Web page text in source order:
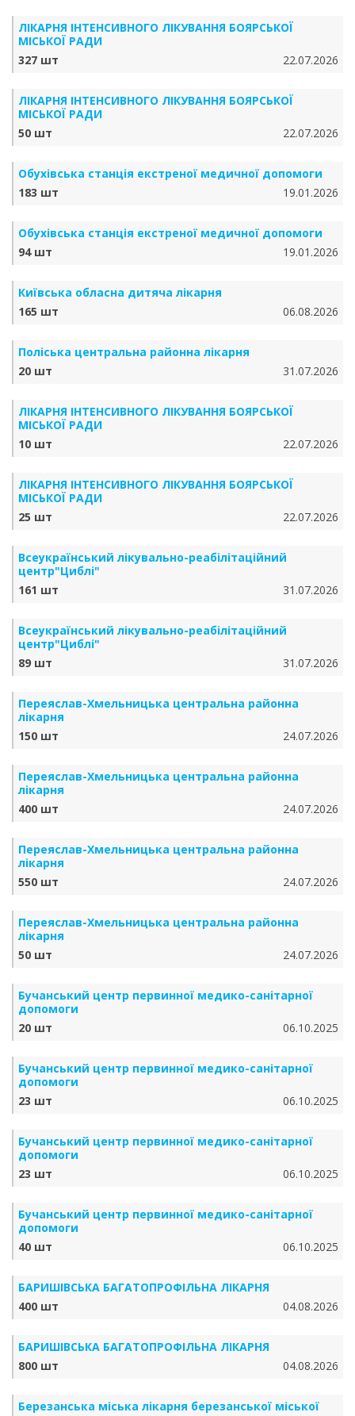
ЛІКАРНЯ ІНТЕНСИВНОГО ЛІКУВАННЯ БОЯРСЬКОЇ
МІСЬКОЇ РАДИ
327 шт
22.07.2026
ЛІКАРНЯ ІНТЕНСИВНОГО ЛІКУВАННЯ БОЯРСЬКОЇ
МІСЬКОЇ РАДИ
50 шт
22.07.2026
Обухівська станція екстреної медичної допомоги
183 шт
19.01.2026
Обухівська станція екстреної медичної допомоги
94 шт
19.01.2026
Київська обласна дитяча лікарня
165 шт
06.08.2026
Поліська центральна районна лікарня
20 шт
31.07.2026
ЛІКАРНЯ ІНТЕНСИВНОГО ЛІКУВАННЯ БОЯРСЬКОЇ
МІСЬКОЇ РАДИ
10 шт
22.07.2026
ЛІКАРНЯ ІНТЕНСИВНОГО ЛІКУВАННЯ БОЯРСЬКОЇ
МІСЬКОЇ РАДИ
25 шт
22.07.2026
Всеукраїнський лікувально-реабілітаційний
центр"Циблі"
161 шт
31.07.2026
Всеукраїнський лікувально-реабілітаційний
центр"Циблі"
89 шт
31.07.2026
Переяслав-Хмельницька центральна районна
лікарня
150 шт
24.07.2026
Переяслав-Хмельницька центральна районна
лікарня
400 шт
24.07.2026
Переяслав-Хмельницька центральна районна
лікарня
550 шт
24.07.2026
Переяслав-Хмельницька центральна районна
лікарня
50 шт
24.07.2026
Бучанський центр первинної медико-санітарної
допомоги
20 шт
06.10.2025
Бучанський центр первинної медико-санітарної
допомоги
23 шт
06.10.2025
Бучанський центр первинної медико-санітарної
допомоги
23 шт
06.10.2025
Бучанський центр первинної медико-санітарної
допомоги
40 шт
06.10.2025
БАРИШІВСЬКА БАГАТОПРОФІЛЬНА ЛІКАРНЯ
400 шт
04.08.2026
БАРИШІВСЬКА БАГАТОПРОФІЛЬНА ЛІКАРНЯ
800 шт
04.08.2026
Березанська міська лікарня березанської міської